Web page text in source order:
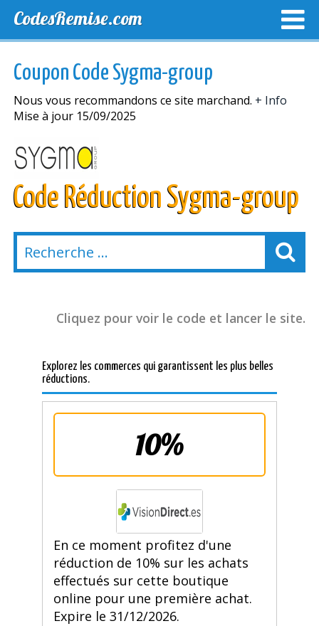
CodesRemise.com
NOUVELLES MAGASINS
Coupon Code Sygma-group
Nous vous recommandons ce site marchand. + Info
Mise à jour 15/09/2025
Code Réduction Sygma-group
Cliquez pour voir le code et lancer le site.
Explorez les commerces qui garantissent les plus belles
réductions.
10%
En ce moment profitez d'une
réduction de 10% sur les achats
effectués sur cette boutique
online pour une première achat.
Expire le 31/12/2026.